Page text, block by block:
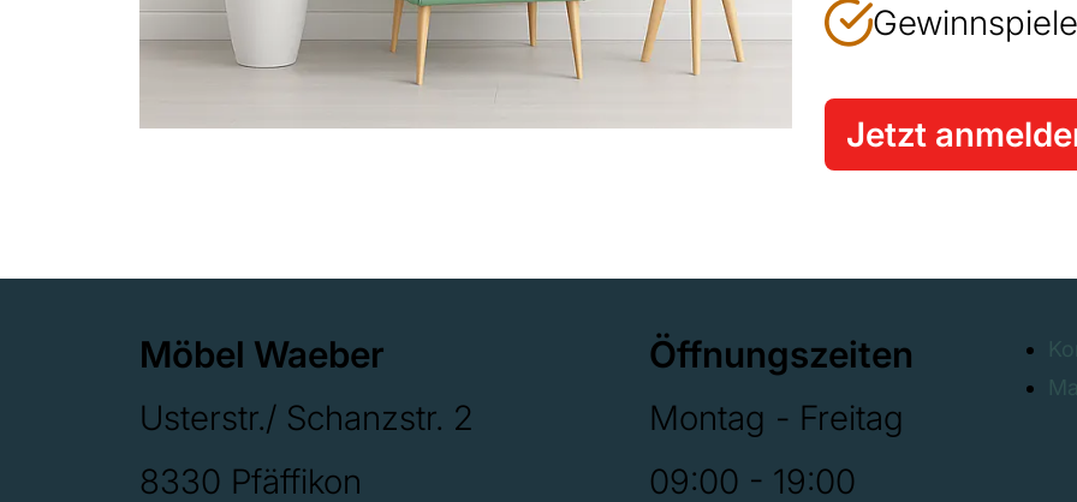
Jetzt
Möbel Waeber
Usterstr./ Schanzstr. 2
8330 Pfäffikon
Öffnungszeiten
Montag - Freitag
09:00 - 19:00